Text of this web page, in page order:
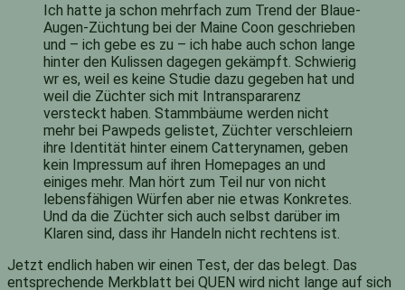
Ich hatte ja schon mehrfach zum Trend der Blaue-
Augen-Züchtung bei der Maine Coon geschrieben
und – ich gebe es zu – ich habe auch schon lange
hinter den Kulissen dagegen gekämpft. Schwierig
wr es, weil es keine Studie dazu gegeben hat und
weil die Züchter sich mit Intranspararenz
versteckt haben. Stammbäume werden nicht
mehr bei Pawpeds gelistet, Züchter verschleiern
ihre Identität hinter einem Catterynamen, geben
kein Impressum auf ihren Homepages an und
einiges mehr. Man hört zum Teil nur von nicht
lebensfähigen Würfen aber nie etwas Konkretes.
Und da die Züchter sich auch selbst darüber im
Klaren sind, dass ihr Handeln nicht rechtens ist.
Jetzt endlich haben wir einen Test, der das belegt. Das
entsprechende Merkblatt bei QUEN wird nicht lange auf sich